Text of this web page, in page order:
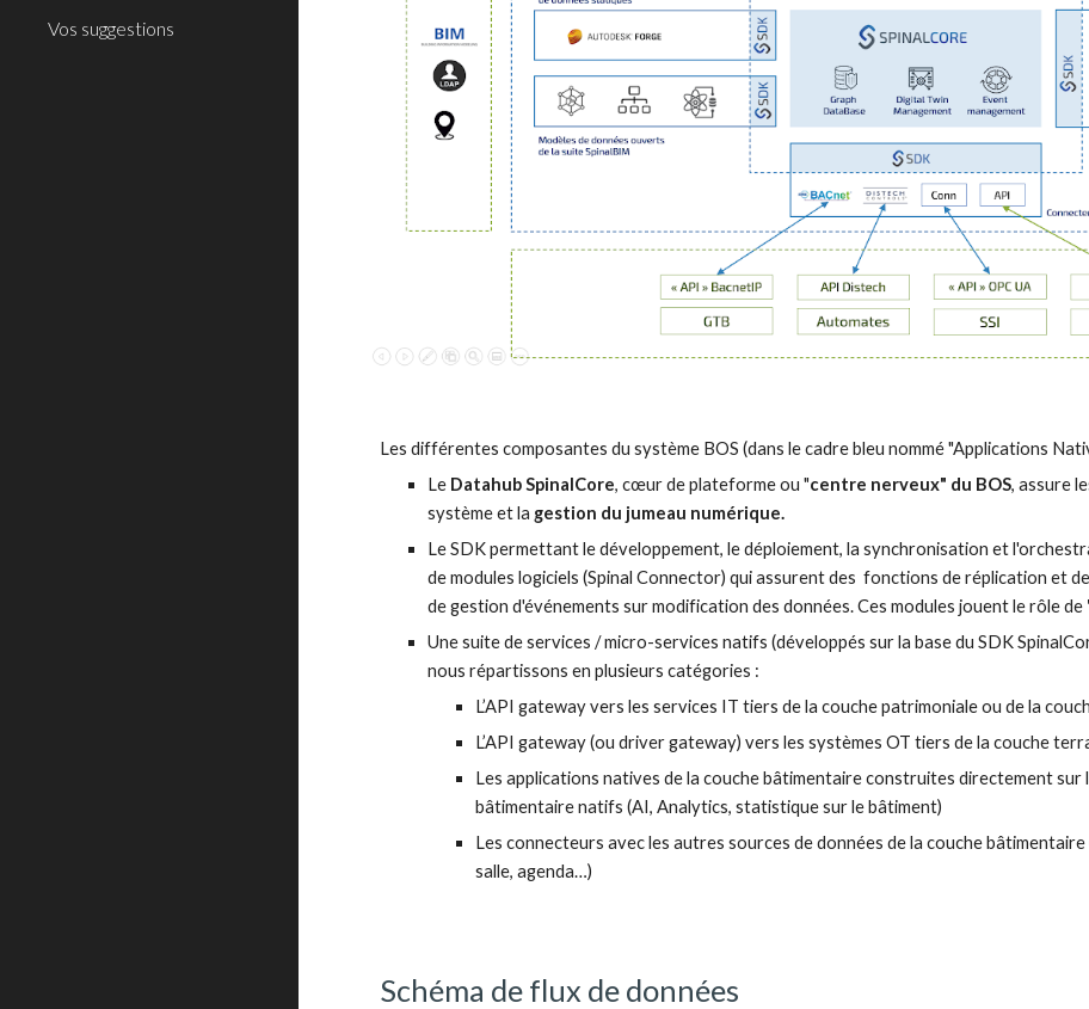
Vos suggestions
Les différentes composantes du système BOS (dans le cadre bleu nommé "Applications
Le Datahub SpinalCore, cœur de plateforme ou "centre nerveux" du BOS, assure
système et la gestion du jumeau numérique.
Le SDK permettant le développement, le déploiement, la synchronisation et
de modules logiciels (Spinal Connector) qui assurent des  fonctions de réplication et
de gestion d'événements sur modification des données. Ces modules jouent le rôle de
Une suite de services / micro-services natifs (développés sur la base du SDK Sp
nous répartissons en plusieurs catégories :
L’API gateway vers les services IT tiers de la couche patrimoniale ou de la
L’API gateway (ou driver gateway) vers les systèmes OT tiers de la couche
Les applications natives de la couche bâtimentaire construites directement sur
bâtimentaire natifs (AI, Analytics, statistique sur le bâtiment)
Les connecteurs avec les autres sources de données de la couche
salle, agenda…)
Schéma de flux de données